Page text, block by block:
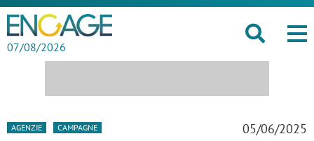
07/08/2026
AGENZIE CAMPAGNE 05/06/2025